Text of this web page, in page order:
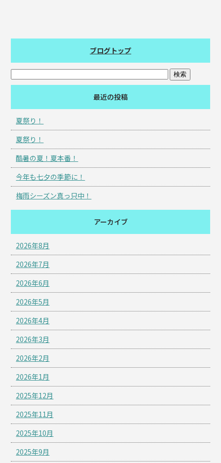
ブログトップ
最近の投稿
夏祭り！
夏祭り！
酷暑の夏！夏本番！
今年も七夕の季節に！
梅雨シーズン真っ只中！
アーカイブ
2026年8月
2026年7月
2026年6月
2026年5月
2026年4月
2026年3月
2026年2月
2026年1月
2025年12月
2025年11月
2025年10月
2025年9月